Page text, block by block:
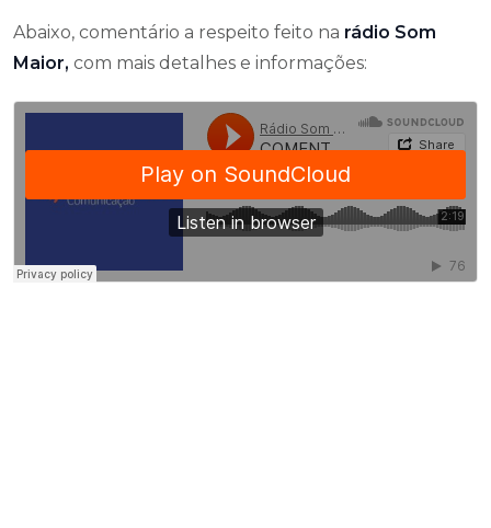
Abaixo, comentário a respeito feito na rádio Som
Maior, com mais detalhes e informações: